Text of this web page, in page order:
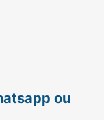
ou